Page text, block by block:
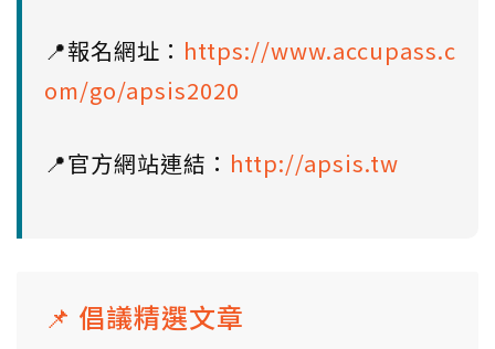
📍報名網址： https://www.accupass.c
om/go/apsis2020
📍官方網站連結： http://apsis.tw
📌 倡議精選文章